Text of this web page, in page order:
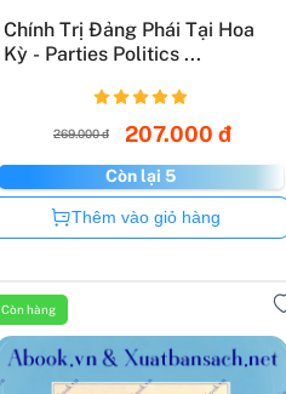
Chính Trị Đảng Phái Tại Hoa
Kỳ - Parties Politics ...
269.000 đ 207.000 đ
Còn lại 5
Còn hàng
Thêm vào giỏ hàng
Còn hàng